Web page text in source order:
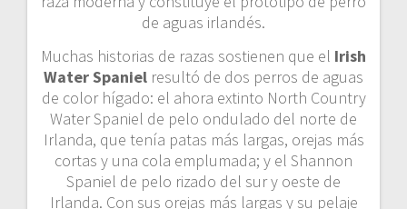
de aguas irlandés.
Muchas historias de razas sostienen que el Irish
Water Spaniel resultó de dos perros de aguas
de color hígado: el ahora extinto North Country
Water Spaniel de pelo ondulado del norte de
Irlanda, que tenía patas más largas, orejas más
cortas y una cola emplumada; y el Shannon
Spaniel de pelo rizado del sur y oeste de
Irlanda. Con sus orejas más largas y su pelaje